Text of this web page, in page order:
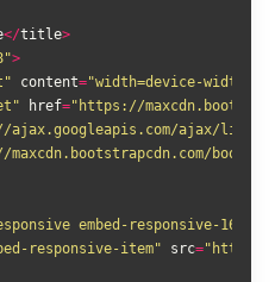
</title>
>
content="width=device-width,
href="https://
ajax.googleapis.com/ajax/libs/
embed-responsive-16by9"
responsive-item" src="https://